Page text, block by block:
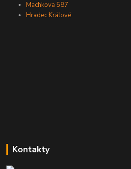
Machkova 587
Hradec Králové
Kontakty